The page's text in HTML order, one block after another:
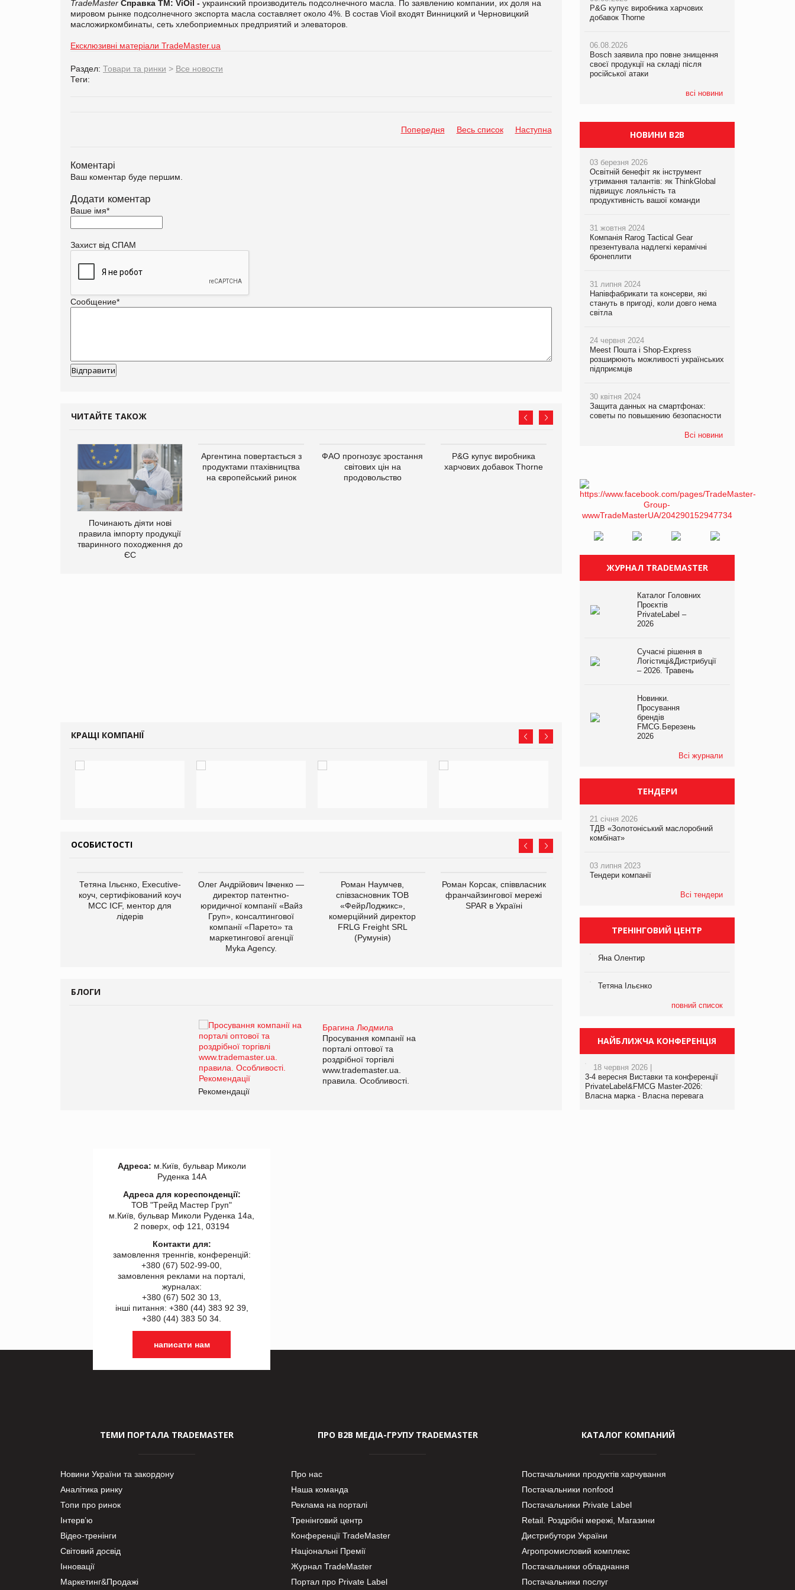
TradeMaster Справка ТМ: ViOil - украинский производитель подсолнечного масла. По заявлению компании, их доля на
мировом рынке подсолнечного экспорта масла составляет около 4%. В состав Vioil входят Винницкий и Черновицкий
масложиркомбинаты, сеть хлебоприемных предприятий и элеваторов.
Ексклюзивні матеріали TradeMaster.ua
Раздел: Товари та ринки > Все новости
Теги:
Попередня Весь список Наступна
Коментарі
Ваш коментар буде першим.
Додати коментар
Ваше імя*
Захист від СПАМ
Сообщение*
ЧИТАЙТЕ ТАКОЖ
Починають діяти нові
правила імпорту продукції
тваринного походження до
ЄС
Аргентина повертається з
продуктами птахівництва
на європейський ринок
ФАО прогнозує зростання
світових цін на
продовольство
P&G купує виробника
харчових добавок Thorne
на складі після російської
Varto!
КРАЩІ КОМПАНІЇ
ОСОБИСТОСТІ
Тетяна Ільєнко, Executive-
коуч, сертифікований коуч
МСС ICF, ментор для
лідерів
Олег Андрійович Івченко —
директор патентно-
юридичної компанії «Вайз
Груп», консалтингової
компанії «Парето» та
маркетингової агенції
Myka Agency.
Роман Наумчев,
співзасновник ТОВ
«ФейрЛоджикс»,
комерційний директор
FRLG Freight SRL
(Румунія)
Роман Корсак, співвласник
франчайзингової мережі
SPAR в Україні
виробництва
компанії «УкраМарин»
БЛОГИ
Брагина Людмила
Просування компанії на
порталі оптової та
роздрібної торгівлі
www.trademaster.ua.
правила. Особливості.
Рекомендації
Брагина Людмила
Просування компанії на
www.trademaster.ua.
правила. Особливості.
P&G купує виробника харчових
добавок Thorne
06.08.2026
Bosch заявила про повне знищення
своєї продукції на складі після
російської атаки
всі новини
P&G купує виробника харчових
добавок Thorne
06.08.2026
Bosch заявила про повне знищення
своєї продукції на складі після
російської атаки
P&G купує виробника харчових
добавок Thorne
06.08.2026
Bosch заявила про повне знищення
своєї продукції на складі після
російської атаки
НОВИНИ B2B
03 березня 2026
Освітній бенефіт як інструмент
утримання талантів: як ThinkGlobal
підвищує лояльність та
продуктивність вашої команди
31 жовтня 2024
Компанія Rarog Tactical Gear
презентувала надлегкі керамічні
бронеплити
31 липня 2024
Напівфабрикати та консерви, які
стануть в пригоді, коли довго нема
світла
24 червня 2024
Meest Пошта і Shop-Express
розширюють можливості українських
підприємців
30 квітня 2024
Защита данных на смартфонах:
советы по повышению безопасности
Всі новини
ЖУРНАЛ TRADEMASTER
Каталог Головних
Проєктів
PrivateLabel –
2026
Сучасні рішення в
Логістиці&Дистрибуції
– 2026. Травень
Новинки.
Просування
брендів
FMCG.Березень
2026
Всі журнали
ТЕНДЕРИ
21 січня 2026
ТДВ «Золотоніський маслоробний
комбінат»
03 липня 2023
Тендери компанії
Всі тендери
ТРЕНІНГОВИЙ ЦЕНТР
Яна Олентир
Тетяна Ільєнко
повний список
НАЙБЛИЖЧА КОНФЕРЕНЦІЯ
18 червня 2026 |
3-4 вересня Виставки та конференції
PrivateLabel&FMCG Master-2026:
Власна марка - Власна перевага
Адреса: м.Київ, бульвар Миколи
Руденка 14А
Адреса для кореспонденції:
ТОВ "Tрейд Мастер Груп"
м.Київ, бульвар Миколи Руденка 14а,
2 поверх, оф 121, 03194
Контакти для:
замовлення треннгів, конференцій:
+380 (67) 502-99-00,
замовлення реклами на порталі,
журналах:
+380 (67) 502 30 13,
інші питання: +380 (44) 383 92 39,
+380 (44) 383 50 34.
написати нам
ТЕМИ ПОРТАЛА TRADEMASTER
Новини України та закордону
Аналітика ринку
Топи про ринок
Інтерв’ю
Відео-тренінги
Світовий досвід
Інновації
Маркетинг&Продажі
ПРО В2В МЕДІА-ГРУПУ TRADEMASTER
Про нас
Наша команда
Реклама на порталі
Тренінговий центр
Конференції TradeMaster
Національні Премії
Журнал TradeMaster
Портал про Private Label
КАТАЛОГ КОМПАНИЙ
Постачальники продуктів харчування
Постачальники nonfood
Постачальники Private Label
Retail. Роздрібні мережі, Магазини
Дистрибутори України
Агропромисловий комплекс
Постачальники обладнання
Постачальники послуг